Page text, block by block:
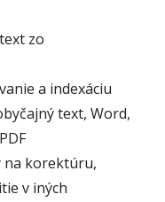
zo
a indexáciu
text, Word,
na korektúru,
v iných